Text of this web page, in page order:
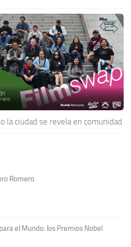
la ciudad se revela en comunidad
Romero
el Mundo: los Premios Nobel